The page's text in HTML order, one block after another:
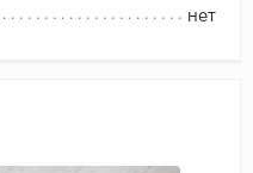
нет